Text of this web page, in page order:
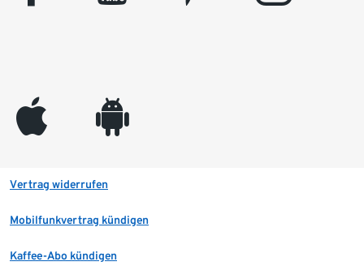
appleinc android
Vertrag widerrufen
Mobilfunkvertrag kündigen
Kaffee-Abo kündigen